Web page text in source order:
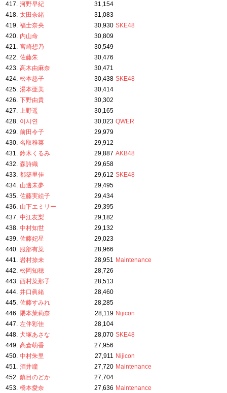
417. 河野早紀
31,154
418. 太田奈緒
31,083
419. 福士奈央 30,930 SKE48
420. 内山命
30,809
421. 宮崎想乃
30,549
422. 佐藤朱
30,476
423. 高木由麻奈
30,471
424. 松本慈子 30,438 SKE48
425. 湯本亜美
30,414
426. 下野由貴
30,302
427. 上野遥
30,165
428. 이시연 30,023 QWER
429. 前田令子
29,979
430. 名取稚菜
29,912
431. 鈴木くるみ 29,887 AKB48
432. 森詩織
29,658
433. 都築里佳 29,612 SKE48
434. 山邊未夢
29,495
435. 佐藤実絵子
29,434
436. 山下エミリー
29,395
437. 中江友梨
29,182
438. 中村知世
29,132
439. 佐藤妃星
29,023
440. 服部有菜
28,966
441. 岩村捺未 28,951 Maintenance
442. 松岡知穂
28,726
443. 西村菜那子
28,513
444. 井口眞緒
28,460
445. 佐藤すみれ
28,285
446. 隈本茉莉奈 28,119 Nijicon
447. 左伴彩佳
28,104
448. 犬塚あさな 28,070 SKE48
449. 高倉萌香
27,956
450. 中村朱里 27,911 Nijicon
451. 酒井瞳 27,720 Maintenance
452. 鎮目のどか
27,704
453. 橋本愛奈 27,636 Maintenance